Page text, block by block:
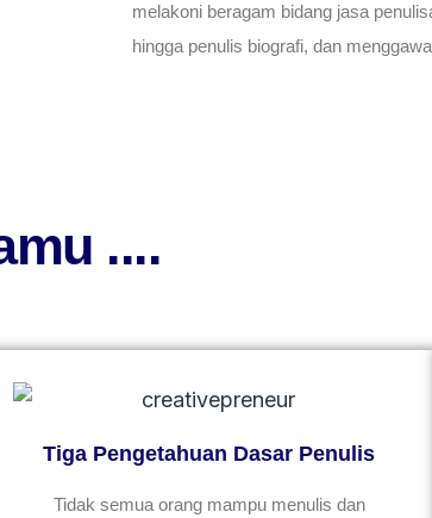
melakoni beragam bidang jasa
hingga penulis biografi, dan
....
Tiga Pengetahuan Dasar Penulis
Tidak semua orang mampu menulis dan